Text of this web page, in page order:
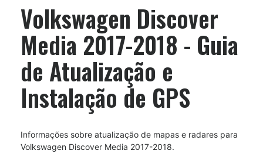
Volkswagen Discover
Media 2017-2018 - Guia
de Atualização e
Instalação de GPS
Informações sobre atualização de mapas e radares para
Volkswagen Discover Media 2017-2018.